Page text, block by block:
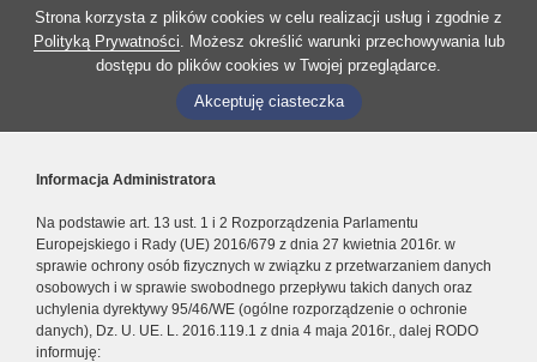
Strona korzysta z plików cookies w celu realizacji usług i zgodnie z
Polityką Prywatności. Możesz określić warunki przechowywania lub
dostępu do plików cookies w Twojej przeglądarce.
Akceptuję ciasteczka
Informacja Administratora
Na podstawie art. 13 ust. 1 i 2 Rozporządzenia Parlamentu
Europejskiego i Rady (UE) 2016/679 z dnia 27 kwietnia 2016r. w
sprawie ochrony osób fizycznych w związku z przetwarzaniem danych
osobowych i w sprawie swobodnego przepływu takich danych oraz
uchylenia dyrektywy 95/46/WE (ogólne rozporządzenie o ochronie
danych), Dz. U. UE. L. 2016.119.1 z dnia 4 maja 2016r., dalej RODO
informuję: